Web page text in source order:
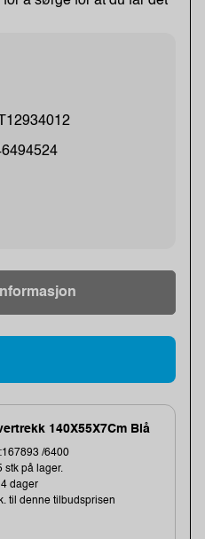
140X55X7Cm Blå
/6400
stk på lager.
dager
til denne tilbudsprisen